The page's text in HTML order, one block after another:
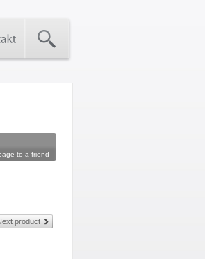
to a friend
product